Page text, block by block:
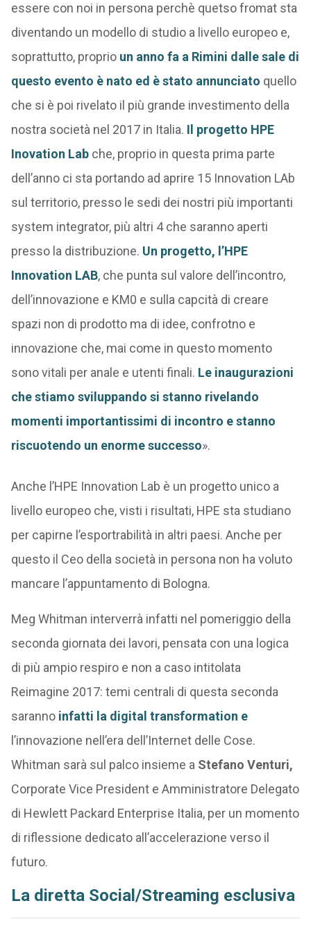
essere con noi in persona perchè quetso fromat sta
diventando un modello di studio a livello europeo e,
soprattutto, proprio un anno fa a Rimini dalle sale di
questo evento è nato ed è stato annunciato quello
che si è poi rivelato il più grande investimento della
nostra società nel 2017 in Italia. Il progetto HPE
Inovation Labche, proprio in questa prima parte
dell’anno ci sta portando ad aprire 15 Innovation LAb
sul territorio, presso le sedi dei nostri più importanti
system integrator, più altri 4 che saranno aperti
presso la distribuzione. Un progetto, l’HPE
Innovation LAB, che punta sul valore dell’incontro,
dell’innovazione e KM0 e sulla capcità di creare
spazi non di prodotto ma di idee, confrotno e
innovazione che, mai come in questo momento
sono vitali per anale e utenti finali. Le inaugurazioni
che stiamo sviluppando si stanno rivelando
momenti importantissimi di incontro e stanno
riscuotendo un enorme successo».
Anche l’HPE Innovation Lab è un progetto unico a
livello europeo che, visti i risultati, HPE sta studiano
per capirne l’esportrabilità in altri paesi. Anche per
questo il Ceo della società in persona non ha voluto
mancare l’appuntamento di Bologna.
Meg Whitman interverrà infatti nel pomeriggio della
seconda giornata dei lavori, pensata con una logica
di più ampio respiro e non a caso intitolata
Reimagine 2017: temi centrali di questa seconda
sarannoinfatti la digital transformation e
l’innovazione nell’era dell’Internet delle Cose.
Whitman sarà sul palco insieme a Stefano Venturi,
Corporate Vice President e Amministratore Delegato
di Hewlett Packard Enterprise Italia, per un momento
di riflessione dedicato all’accelerazione verso il
futuro.
La diretta Social/Streaming esclusiva